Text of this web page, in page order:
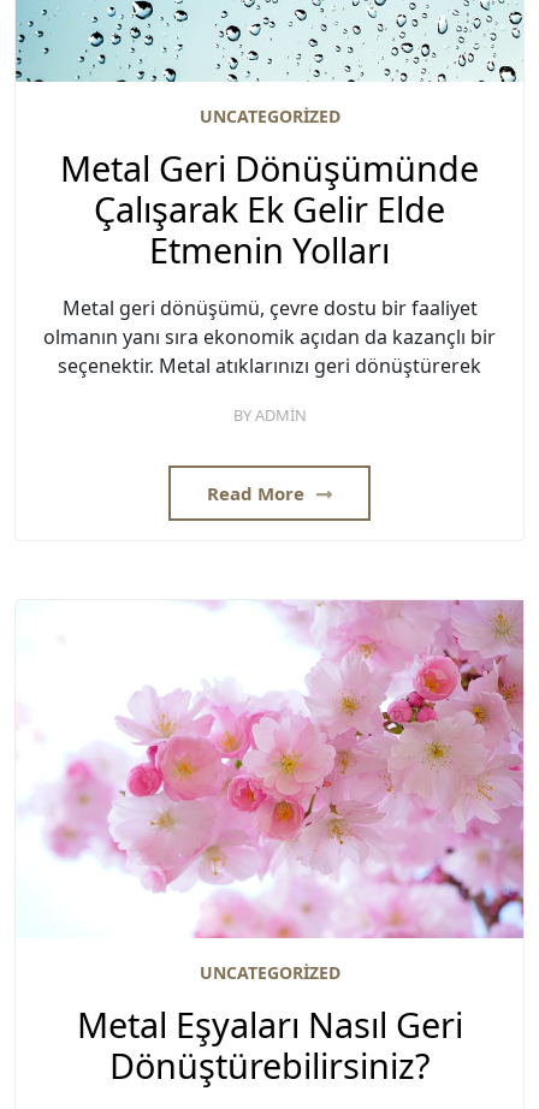
UNCATEGORIZED
Metal Geri Dönüşümünde
Çalışarak Ek Gelir Elde
Etmenin Yolları
Metal geri dönüşümü, çevre dostu bir faaliyet
olmanın yanı sıra ekonomik açıdan da kazançlı bir
seçenektir. Metal atıklarınızı geri dönüştürerek
BYADMIN
Read More
UNCATEGORIZED
Metal Eşyaları Nasıl Geri
Dönüştürebilirsiniz?